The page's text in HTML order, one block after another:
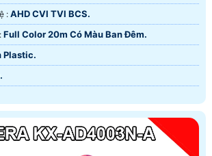
⚛️ Tích hợp công nghệ : AHD CVI TVI BCS.
🌈 Hình ảnh ban đêm : Full Color 20m Có Màu Ban Ðêm.
Plastic.